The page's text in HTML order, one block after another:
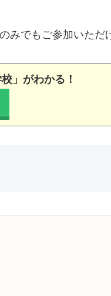
みでもご参加いただ
」がわかる！